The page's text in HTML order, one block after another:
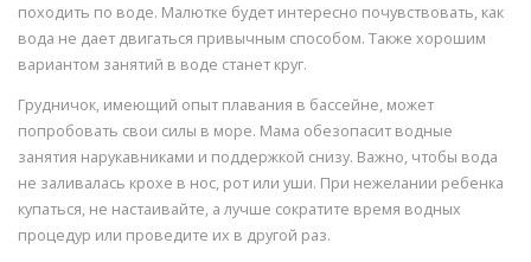
походить по воде. Малютке будет интересно почувствовать, как
вода не дает двигаться привычным способом. Также хорошим
вариантом занятий в воде станет круг.
Грудничок, имеющий опыт плавания в бассейне, может
попробовать свои силы в море. Мама обезопасит водные
занятия нарукавниками и поддержкой снизу. Важно, чтобы вода
не заливалась крохе в нос, рот или уши. При нежелании ребенка
купаться, не настаивайте, а лучше сократите время водных
процедур или проведите их в другой раз.